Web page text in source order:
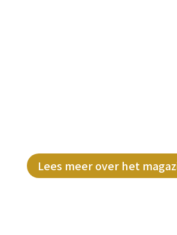
Lees meer over het